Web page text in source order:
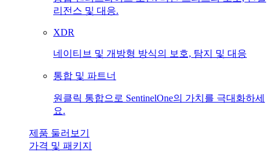
리전스 및 대응.
XDR
네이티브 및 개방형 방식의 보호, 탐지 및 대응
통합 및 파트너
원클릭 통합으로 SentinelOne의 가치를 극대화하세
요.
제품 둘러보기
가격 및 패키지